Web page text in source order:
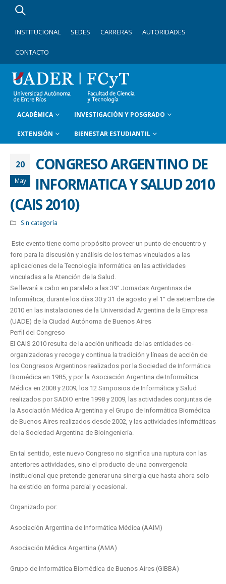
INSTITUCIONAL SEDES CARRERAS AUTORIDADES
CONTACTO
ACADÉMICA INVESTIGACIÓN Y POSGRADO
EXTENSIÓN BIENESTAR ESTUDIANTIL
20
May
CONGRESO ARGENTINO DE
INFORMATICA Y SALUD 2010
(CAIS 2010)
Sin categoría
Este evento tiene como propósito proveer un punto de encuentro y
foro para la discusión y análisis de los temas vinculados a las
aplicaciones de la Tecnología Informática en las actividades
vinculadas a la Atención de la Salud.
Se llevará a cabo en paralelo a las 39° Jornadas Argentinas de
Informática, durante los días 30 y 31 de agosto y el 1° de setiembre de
2010 en las instalaciones de la Universidad Argentina de la Empresa
(UADE) de la Ciudad Autónoma de Buenos Aires
Perfil del Congreso
El CAIS 2010 resulta de la acción unificada de las entidades co-
organizadoras y recoge y continua la tradición y líneas de acción de
los Congresos Argentinos realizados por la Sociedad de Informática
Biomédica en 1985, y por la Asociación Argentina de Informática
Médica en 2008 y 2009; los 12 Simposios de Informática y Salud
realizados por SADIO entre 1998 y 2009, las actividades conjuntas de
la Asociación Médica Argentina y el Grupo de Informática Biomédica
de Buenos Aires realizados desde 2002, y las actividades informáticas
de la Sociedad Argentina de Bioingeniería.
En tal sentido, este nuevo Congreso no significa una ruptura con las
anteriores actividades, sino el producto de una convergencia
institucional que pretende generar una sinergia que hasta ahora solo
ha existido en forma parcial y ocasional.
Organizado por:
Asociación Argentina de Informática Médica (AAIM)
Asociación Médica Argentina (AMA)
Grupo de Informática Biomédica de Buenos Aires (GIBBA)